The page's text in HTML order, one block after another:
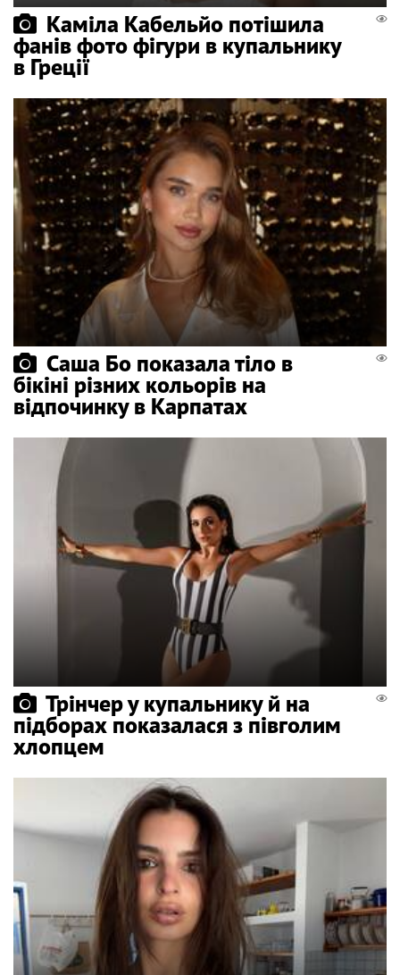
Каміла Кабельйо потішила
фанів фото фігури в купальнику
в Греції
Саша Бо показала тіло в
бікіні різних кольорів на
відпочинку в Карпатах
Трінчер у купальнику й на
підборах показалася з півголим
хлопцем